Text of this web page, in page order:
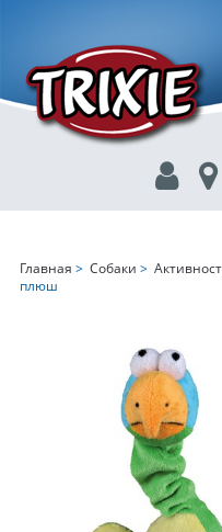
Главная > Собаки >
плюш